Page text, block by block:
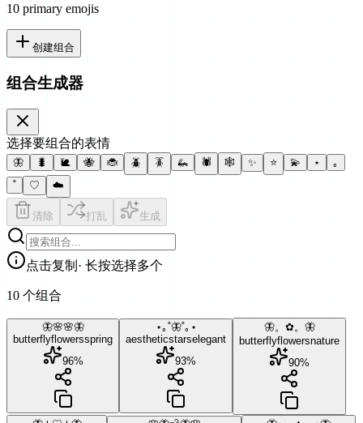
10 primary emojis
创建组合
组合生成器
选择要组合的表情
🦋 🐛 🐌 🐝 🐞 🪲 🪳 🦗 🕷 🕸 ✨ ⭐ 💫 ⋆
｡
˚
♡ ☁️
清除 打乱 生成
点击复制 · 长按选择多个
10 个组合
🦋🌸🌸🦋
butterflyflowersspring
96%
⋆｡˚🦋˚｡⋆
aestheticstarselegant
93%
🦋。✿。🦋
butterflyflowersnature
90%